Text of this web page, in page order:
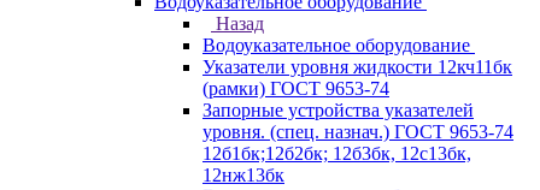
Назад
Водоуказательное оборудование
Указатели уровня жидкости 12кч11бк
(рамки) ГОСТ 9653-74
Запорные устройства указателей
уровня. (спец. назнач.) ГОСТ 9653-74
12б1бк;12б2бк; 12б3бк, 12с13бк,
12нж13бк